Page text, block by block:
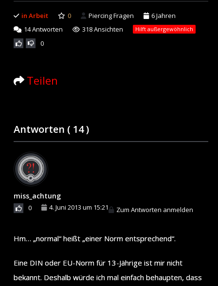
in Arbeit 0 Piercing Fragen
6 Jahren
14Antworten 318 Ansichten Hilft außergewöhnlich
0
Teilen
Antworten ( 14)
miss_achtung
0 4. Juni 2013 um 15:21 Zum Antworten anmelden
Hm… „normal“ heißt „einer Norm entsprechend“.
Eine DIN oder EU-Norm für 13-Jährige ist mir nicht
bekannt. Deshalb würde ich mal einfach behaupten, dass